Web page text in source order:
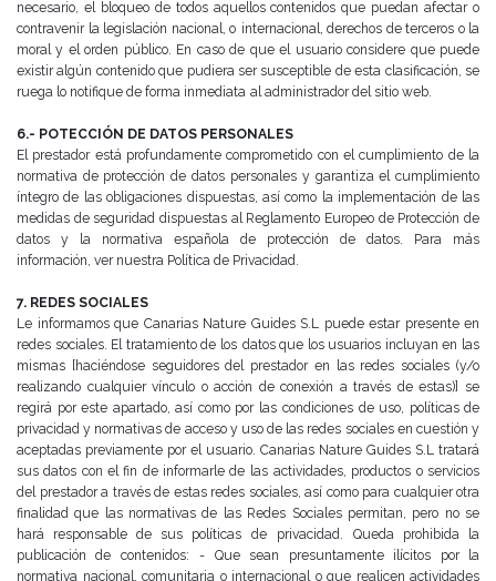
necesario, el bloqueo de todos aquellos contenidos que puedan afectar o
contravenir la legislación nacional, o internacional, derechos de terceros o la
moral y el orden público. En caso de que el usuario considere que puede
existir algún contenido que pudiera ser susceptible de esta clasificación, se
ruega lo notifique de forma inmediata al administrador del sitio web.
6.- POTECCIÓN DE DATOS PERSONALES
El prestador está profundamente comprometido con el cumplimiento de la
normativa de protección de datos personales y garantiza el cumplimiento
íntegro de las obligaciones dispuestas, así como la implementación de las
medidas de seguridad dispuestas al Reglamento Europeo de Protección de
datos y la normativa española de
protección de datos. Para más
información, ver nuestra Política de Privacidad.
7. REDES SOCIALES
Le informamos que Canarias Nature Guides S.L puede estar presente en
redes sociales. El tratamiento de los datos que los usuarios incluyan en las
mismas [haciéndose seguidores del prestador en las redes sociales (y/o
realizando cualquier vínculo o acción de conexión a través de estas)] se
regirá por este apartado, así como por las condiciones de uso, políticas de
privacidad y normativas de acceso y uso de las redes sociales en cuestión y
aceptadas previamente por el usuario. Canarias Nature Guides S.L tratará
sus datos con el fin de informarle de las actividades, productos o servicios
del prestador a través de estas redes sociales, así como para cualquier otra
finalidad que las normativas de las Redes Sociales permitan, pero no se
hará responsable de sus políticas de
privacidad.
Queda prohibida la
publicación de contenidos:
- Que sean presuntamente ilícitos por la
normativa nacional, comunitaria o internacional o que realicen actividades